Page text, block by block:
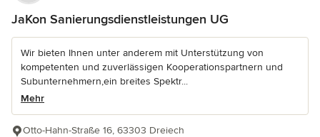
JaKon Sanierungsdienstleistungen UG
Wir bieten Ihnen unter anderem mit Unterstützung von
kompetenten und zuverlässigen Kooperationspartnern und
Subunternehmern,ein breites Spektr...
Mehr
Otto-Hahn-Straße 16, 63303 Dreiech